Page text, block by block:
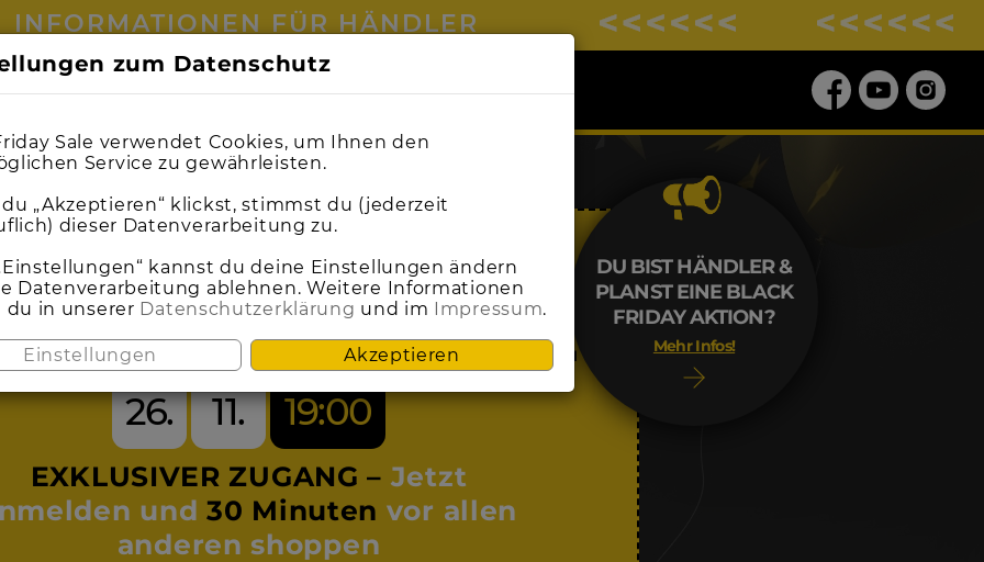
INFORMATIONEN FÜR HÄNDLER
0
0
1
1 0
0
1
1 9
9
0
0 9
9
0
0 0
0
8
8 9
9
0
0 7
6
6 0
5
5 5
4
4
DU BIST HÄNDLER &
PLANST EINE BLACK
FRIDAY AKTION?
Mehr Infos!
SEI DABEI BEIM
FRIDAY SALE
26. 11. 19:00
EXKLUSIVER ZUGANG – Jetzt
und 30 Minuten vor allen
anderen shoppen
zum Datenschutz
Sale verwendet Cookies, um Ihnen den
Service zu gewährleisten.
„Akzeptieren“ klickst, stimmst du (jederzeit
dieser Datenverarbeitung zu.
kannst du deine Einstellungen ändern
Datenverarbeitung ablehnen. Weitere Informationen
du in unserer Datenschutzerklärung und im Impressum.
Einstellungen Akzeptieren